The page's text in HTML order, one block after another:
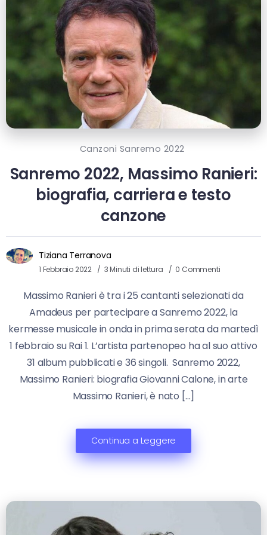
Canzoni Sanremo 2022
Sanremo 2022, Massimo Ranieri:
biografia, carriera e testo
canzone
Tiziana Terranova
1 Febbraio 2022 3 Minuti di lettura 0 Commenti
Massimo Ranieri è tra i 25 cantanti selezionati da
Amadeus per partecipare a Sanremo 2022, la
kermesse musicale in onda in prima serata da martedì
1 febbraio su Rai 1. L’artista partenopeo ha al suo attivo
31 album pubblicati e 36 singoli. Sanremo 2022,
Massimo Ranieri: biografia Giovanni Calone, in arte
Massimo Ranieri, è nato […]
Continua a Leggere